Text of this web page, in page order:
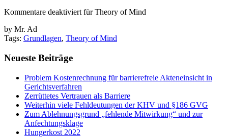
Kommentare deaktiviert für Theory of Mind
by Mr. Ad
Tags: Grundlagen, Theory of Mind
Neueste Beiträge
Problem Kostenrechnung für barrierefreie Akteneinsicht in
Gerichtsverfahren
Zerrüttetes Vertrauen als Barriere
Weiterhin viele Fehldeutungen der KHV und §186 GVG
Zum Ablehnungsgrund „fehlende Mitwirkung“ und zur
Anfechtungsklage
Hungerkost 2022